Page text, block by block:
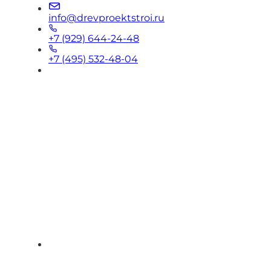
info@drevproektstroi.ru
+7 (929) 644-24-48
+7 (495) 532-48-04